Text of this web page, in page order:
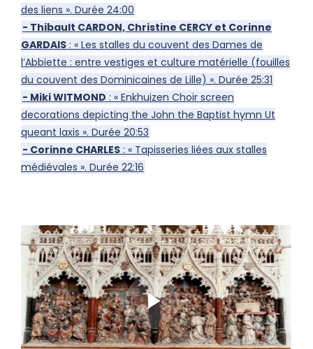
des liens ». Durée 24:00
- Thibault CARDON, Christine CERCY et Corinne
GARDAIS : « Les stalles du couvent des Dames de
l’Abbiette : entre vestiges et culture matérielle (fouilles
du couvent des Dominicaines de Lille) ». Durée 25:31
- Miki WITMOND : « Enkhuizen Choir screen
decorations depicting the John the Baptist hymn Ut
queant laxis ». Durée 20:53
- Corinne CHARLES : « Tapisseries liées aux stalles
médiévales ». Durée 22:16